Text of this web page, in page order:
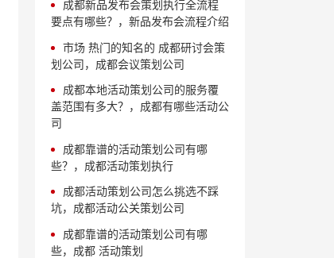
成都新品发布会策划执行全流程
要点有哪些？，新品发布会流程介绍
市场 热门的知名的 成都研讨会策
划公司，成都会议策划公司
成都本地活动策划公司的服务覆
盖范围有多大？，成都有哪些活动公
司
成都靠谱的活动策划公司有哪
些？，成都活动策划执行
成都活动策划公司怎么挑选不踩
坑，成都活动公关策划公司
成都靠谱的活动策划公司有哪
些，成都 活动策划